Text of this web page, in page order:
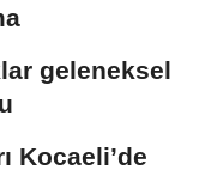
geleneksel
Kocaeli’de